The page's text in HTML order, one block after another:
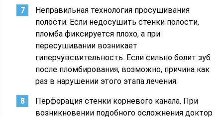
Неправильная технология просушивания
полости. Если недосушить стенки полости,
пломба фиксируется плохо, а при
пересушивании возникает
гиперчувсвительность. Если сильно болит зуб
после пломбирования, возможно, причина как
раз в нарушении этого этапа лечения.
Перфорация стенки корневого канала. При
возникновении подобного осложнения доктор